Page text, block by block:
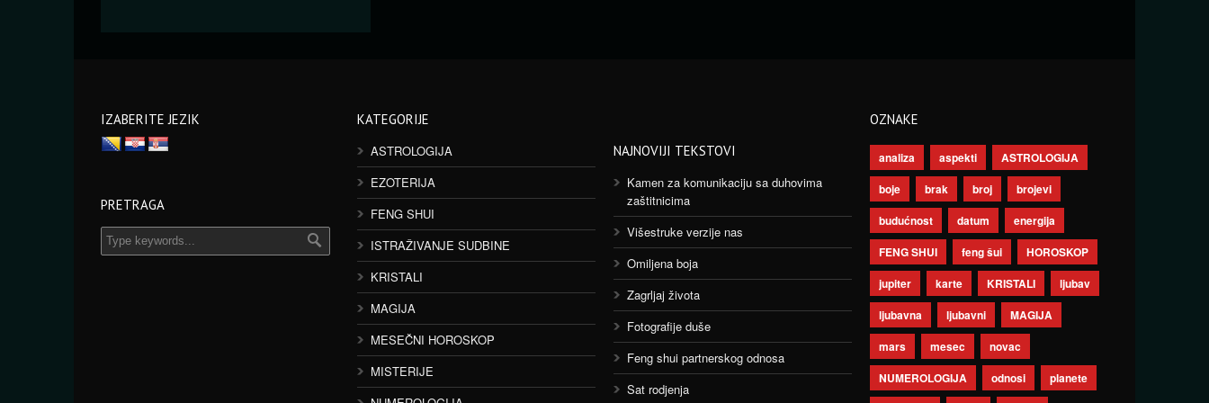
IZABERITE JEZIK
PRETRAGA
KATEGORIJE
ASTROLOGIJA
EZOTERIJA
FENG SHUI
ISTRAŽIVANJE SUDBINE
KRISTALI
MAGIJA
MESEČNI HOROSKOP
MISTERIJE
NAJNOVIJI TEKSTOVI
Kamen za komunikaciju sa duhovima
zaštitnicima
Višestruke verzije nas
Omiljena boja
Zagrljaj života
Fotografije duše
Feng shui partnerskog odnosa
Sat rodjenja
OZNAKE
analiza aspekti
ASTROLOGIJA
boje
brak broj
brojevi
budućnost
datum
energija
FENG SHUI
feng šui
HOROSKOP
jupiter
karte KRISTALI
ljubav
ljubavna
ljubavni
MAGIJA
mars
mesec
novac
NUMEROLOGIJA
odnosi
planete